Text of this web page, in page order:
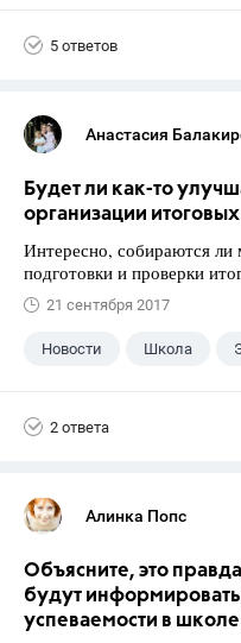
5 ответов
Анастасия
Будет ли как-то
организации
Интересно, собираются
подготовки и проверки
21 сентября 2017
Новости Школа
2 ответа
Алинка Попс
Объясните, это
будут
успеваемости в